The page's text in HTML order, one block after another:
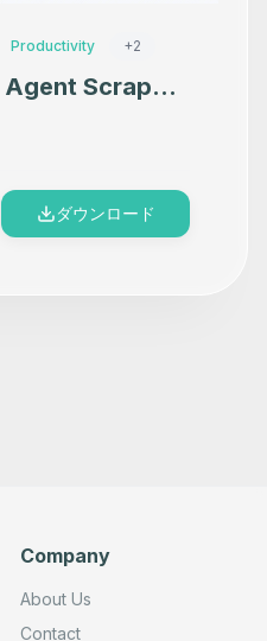
Productivity +2
Scraper
ダウンロード
Company
About Us
Contact